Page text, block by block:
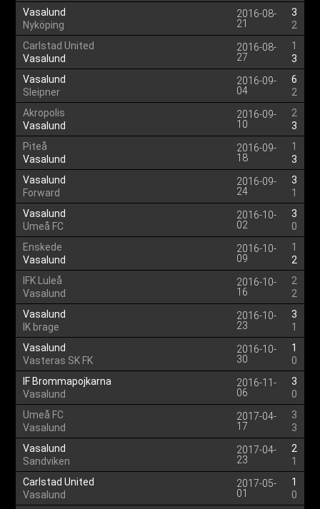
Vasalund
Nyköping
2016-08-
21
3
2
Carlstad United
Vasalund
2016-08-
27
1
3
Vasalund
Sleipner
2016-09-
04
6
2
Akropolis
Vasalund
2016-09-
10
2
3
Piteå
Vasalund
2016-09-
18
1
3
Vasalund
Forward
2016-09-
24
3
1
Vasalund
Umeå FC
2016-10-
02
3
0
Enskede
Vasalund
2016-10-
09
1
2
IFK Luleå
Vasalund
2016-10-
16
2
2
Vasalund
IK brage
2016-10-
23
3
1
Vasalund
Vasteras SK FK
2016-10-
30
1
0
IF Brommapojkarna
Vasalund
2016-11-
06
3
0
Umeå FC
Vasalund
2017-04-
17
3
3
Vasalund
Sandviken
2017-04-
23
2
1
Carlstad United
Vasalund
2017-05-
01
1
0